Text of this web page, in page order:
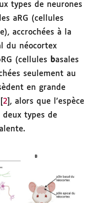
types de neurones
aRG (cellules
accrochées à la
du néocortex
(cellules basales
seulement au
en grande
2 ], alors que l’espèce
deux types de